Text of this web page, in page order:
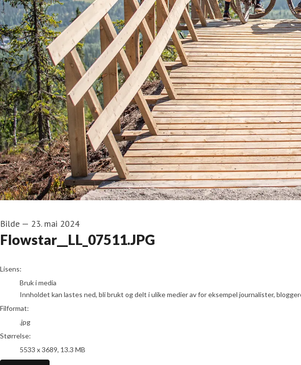
Bilde — 23. mai 2024
Flowstar__LL_07511.JPG
go to media item
Lisens:
Bruk i media
Innholdet kan lastes ned, bli brukt og delt i ulike medier av for eksempel journalister,
Filformat:
.jpg
Størrelse:
5533 x 3689, 13.3 MB